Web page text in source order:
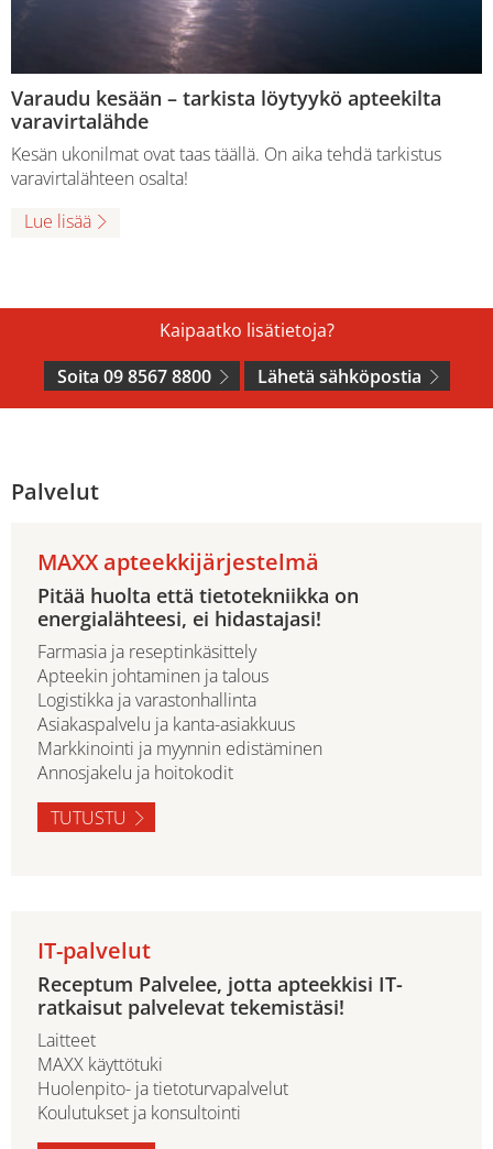
Varaudu kesään – tarkista löytyykö apteekilta
varavirtalähde
Kesän ukonilmat ovat taas täällä. On aika tehdä tarkistus
varavirtalähteen osalta!
Lue lisää
Kaipaatko lisätietoja?
Soita 09 8567 8800
Lähetä sähköpostia
Palvelut
MAXX apteekkijärjestelmä
Pitää huolta että tietotekniikka on
energialähteesi, ei hidastajasi!
Farmasia ja reseptinkäsittely
Apteekin johtaminen ja talous
Logistikka ja varastonhallinta
Asiakaspalvelu ja kanta-asiakkuus
Markkinointi ja myynnin edistäminen
Annosjakelu ja hoitokodit
TUTUSTU
IT-palvelut
Receptum Palvelee, jotta apteekkisi IT-
ratkaisut palvelevat tekemistäsi!
Laitteet
MAXX käyttötuki
Huolenpito- ja tietoturvapalvelut
Koulutukset ja konsultointi